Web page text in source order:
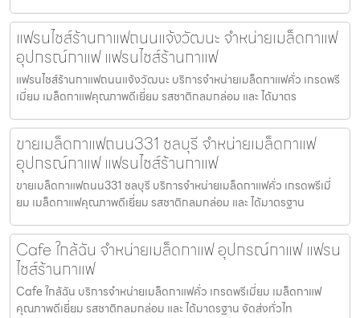
แฟรนไชส์ร้านกาแฟถนนแจ้งวัฒนะ จำหน่ายเมล็ดกาแฟ
อุปกรณ์กาแฟ แฟรนไชส์ร้านกาแฟ
แฟรนไชส์ร้านกาแฟถนนแจ้งวัฒนะ บริการจำหน่ายเมล็ดกาแฟคั่ว เกรดพรี
เมี่ยม เมล็ดกาแฟคุณภาพดีเยี่ยม รสชาติกลมกล่อม และ ได้มาตร
ขายเมล็ดกาแฟถนน331 ชลบุรี จำหน่ายเมล็ดกาแฟ
อุปกรณ์กาแฟ แฟรนไชส์ร้านกาแฟ
ขายเมล็ดกาแฟถนน331 ชลบุรี บริการจำหน่ายเมล็ดกาแฟคั่ว เกรดพรีเมี่
ยม เมล็ดกาแฟคุณภาพดีเยี่ยม รสชาติกลมกล่อม และ ได้มาตรฐาน
Cafe ใกล้ฉัน จำหน่ายเมล็ดกาแฟ อุปกรณ์กาแฟ แฟรน
ไชส์ร้านกาแฟ
Cafe ใกล้ฉัน บริการจำหน่ายเมล็ดกาแฟคั่ว เกรดพรีเมี่ยม เมล็ดกาแฟ
คุณภาพดีเยี่ยม รสชาติกลมกล่อม และ ได้มาตรฐาน จัดส่งทั่วไท